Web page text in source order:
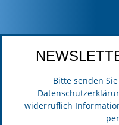
Bitte senden
widerruflich